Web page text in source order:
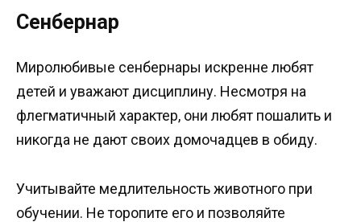
Сенбернар
Миролюбивые сенбернары искренне любят
детей и уважают дисциплину. Несмотря на
флегматичный характер, они любят пошалить и
никогда не дают своих домочадцев в обиду.
Учитывайте медлительность животного при
обучении. Не торопите его и позволяйте